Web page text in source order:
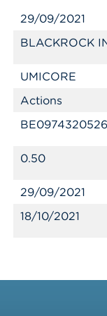
29/09/2021
BLACKROCK
UMICORE
Actions
BE0974320526
0.50
29/09/2021
18/10/2021